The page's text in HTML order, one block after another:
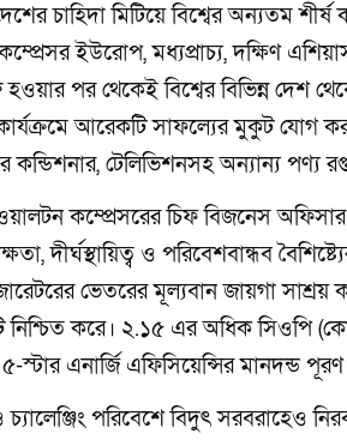
চাহিদা মিটিয়ে বিশ্বের অন্যতম শীর্ষ
ইউরোপ, মধ্যপ্রাচ্য, দক্ষিণ এশিয়াসহ
পর থেকেই বিশ্বের বিভিন্ন দেশ
কার্যক্রমে আরেকটি সাফল্যের মুকুট যোগ
কন্ডিশনার, টেলিভিশনসহ অন্যান্য পণ্য
ওয়ালটন কম্প্রেসরের চিফ বিজনেস
দীর্ঘস্থায়িত্ব ও পরিবেশবান্ধব
ভেতরের মূল্যবান জায়গা
নিশ্চিত করে। ২.১৫ এর অধিক সিওপি
এনার্জি এফিসিয়েন্সির মানদন্ড
পরিবেশে বিদুৎ সরবরাহেও